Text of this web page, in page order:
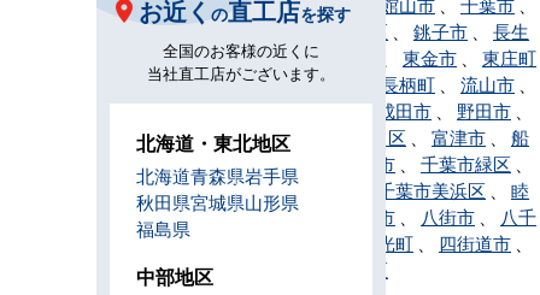
千葉市中央区
銚子市
長生
村、 東金市
東庄町
、 富里市 長柄町 流山市
習志野市、 成田市 野田市
千葉市花見川区
富津市
船
橋市
松戸市 千葉市緑区
南房総市
千葉市美浜区
睦
沢町
茂原市 八街市
八千
横芝光町 四街道市
千葉市若葉区
お近く の直工店を探す
全国のお客様の近くに
当社直工店がございます。
北海道・東北地区
北海道青森県岩手県
秋田県宮城県山形県
福島県
中部地区